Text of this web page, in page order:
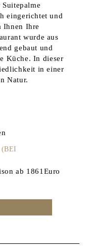
eingerichtet und
Ihnen Ihre
wurde aus
gebaut und
Küche. In dieser
in einer
Natur.
(BEI
ab 1861Euro